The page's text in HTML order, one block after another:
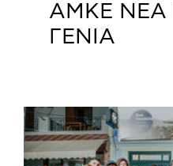
ΑΜΚΕ ΝΕΑ
ΓΕΝΙΑ